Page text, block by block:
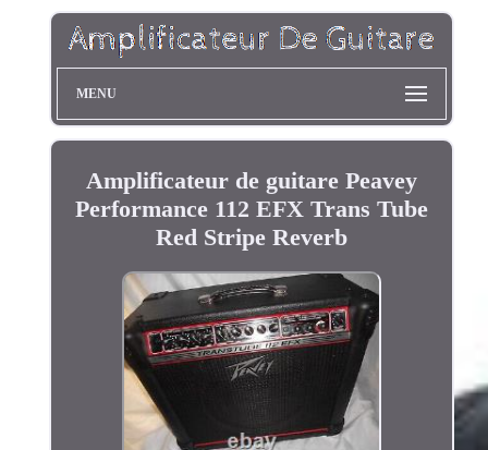
MENU
Amplificateur de guitare Peavey
Performance 112 EFX Trans Tube
Red Stripe Reverb